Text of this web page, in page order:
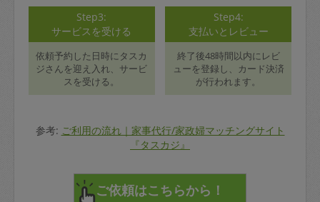
Step3:
サービスを受ける
依頼予約した日時にタスカ
ジさんを迎え入れ、サービ
スを受ける。
Step4:
支払いとレビュー
終了後48時間以内にレビ
ューを登録し、カード決済
が行われます。
参考: ご利用の流れ｜家事代行/家政婦マッチングサイト
『タスカジ』